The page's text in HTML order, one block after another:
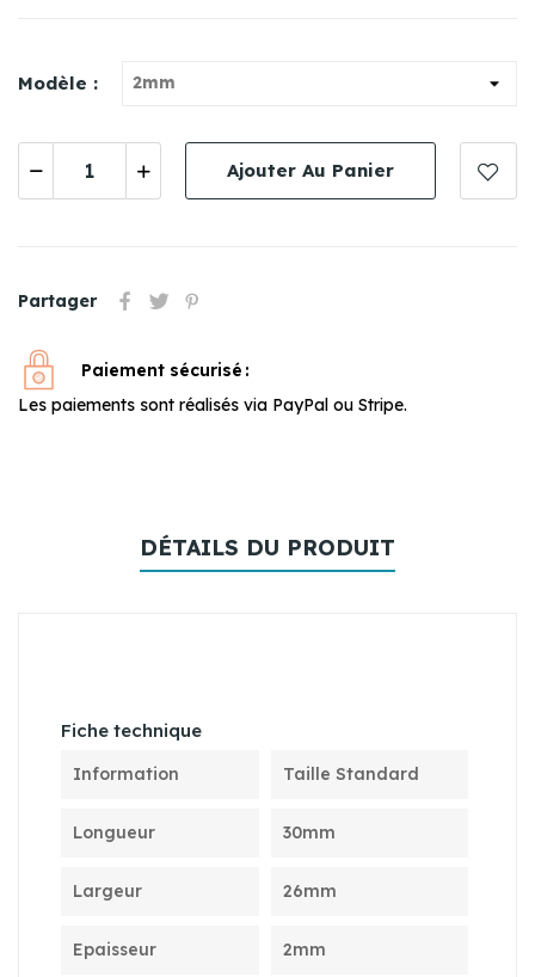
Modèle :
Ajouter Au Panier
Partager
Paiement sécurisé
Les paiements sont réalisés via PayPal ou Stripe.
DÉTAILS DU PRODUIT
Fiche technique
Information Taille Standard
Longueur 30mm
Largeur 26mm
Epaisseur 2mm